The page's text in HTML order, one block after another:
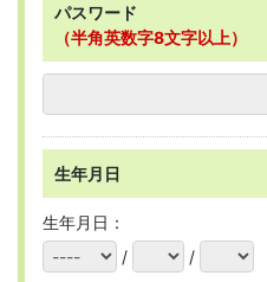
パスワード
（半角英数字8文字以上）
生年月日
生年月日：
/
/